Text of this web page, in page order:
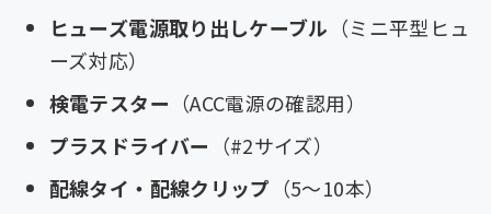
ヒューズ電源取り出しケーブル （ミニ平型ヒュ
ーズ対応）
検電テスター （ACC電源の確認用）
プラスドライバー （#2サイズ）
配線タイ・配線クリップ （5〜10本）